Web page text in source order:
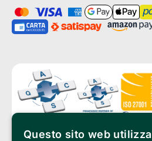
Questo sito web utilizza